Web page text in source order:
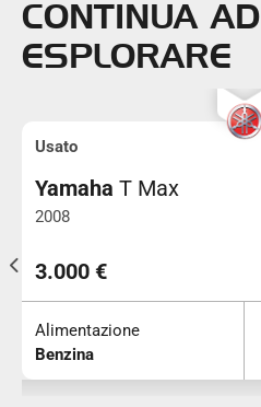
CONTINUA AD
ESPLORARE
Usato
Yamaha T Max
2008
3.000 €
Alimentazione
Benzina